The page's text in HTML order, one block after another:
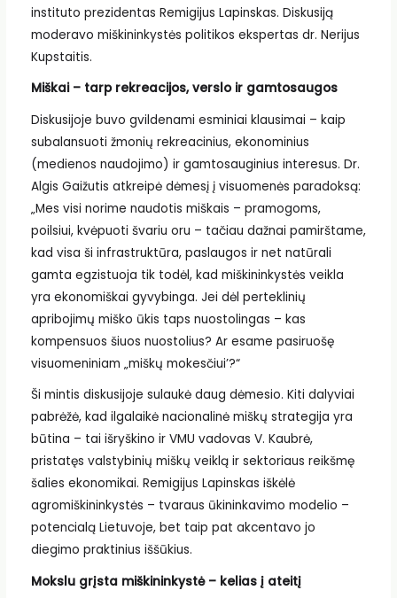
instituto prezidentas Remigijus Lapinskas. Diskusiją
moderavo miškininkystės politikos ekspertas dr. Nerijus
Kupstaitis.
Miškai – tarp rekreacijos, verslo ir gamtosaugos
Diskusijoje buvo gvildenami esminiai klausimai – kaip
subalansuoti žmonių rekreacinius, ekonominius
(medienos naudojimo) ir gamtosauginius interesus. Dr.
Algis Gaižutis atkreipė dėmesį į visuomenės paradoksą:
„Mes visi norime naudotis miškais – pramogoms,
poilsiui, kvėpuoti švariu oru – tačiau dažnai pamirštame,
kad visa ši infrastruktūra, paslaugos ir net natūrali
gamta egzistuoja tik todėl, kad miškininkystės veikla
yra ekonomiškai gyvybinga. Jei dėl perteklinių
apribojimų miško ūkis taps nuostolingas – kas
kompensuos šiuos nuostolius? Ar esame pasiruošę
visuomeniniam „miškų mokesčiui’?“
Ši mintis diskusijoje sulaukė daug dėmesio. Kiti dalyviai
pabrėžė, kad ilgalaikė nacionalinė miškų strategija yra
būtina – tai išryškino ir VMU vadovas V. Kaubrė,
pristatęs valstybinių miškų veiklą ir sektoriaus reikšmę
šalies ekonomikai. Remigijus Lapinskas iškėlė
agromiškininkystės – tvaraus ūkininkavimo modelio –
potencialą Lietuvoje, bet taip pat akcentavo jo
diegimo praktinius iššūkius.
Mokslu grįsta miškininkystė – kelias į ateitį